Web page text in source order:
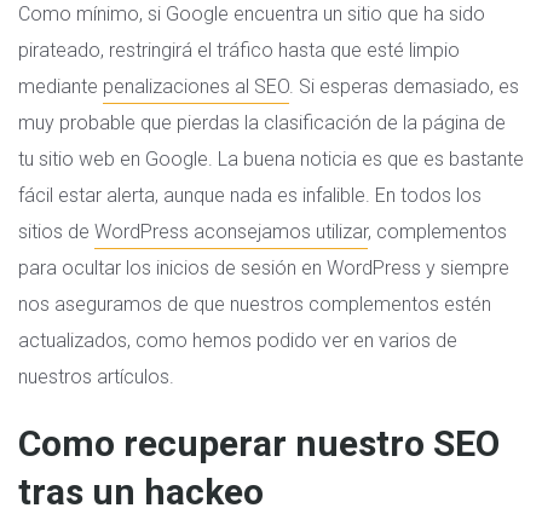
Como mínimo, si Google encuentra un sitio que ha sido
pirateado, restringirá el tráfico hasta que esté limpio
mediante penalizaciones al SEO . Si esperas demasiado, es
muy probable que pierdas la clasificación de la página de
tu sitio web en Google. La buena noticia es que es bastante
fácil estar alerta, aunque nada es infalible. En todos los
sitios de WordPress aconsejamos utilizar, complementos
para ocultar los inicios de sesión en WordPress y siempre
nos aseguramos de que nuestros complementos estén
actualizados, como hemos podido ver en varios de
nuestros artículos.
Como recuperar nuestro SEO
tras un hackeo